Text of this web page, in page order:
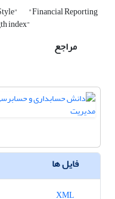
"Financial Reporting
index"
مراجع
فایل ها